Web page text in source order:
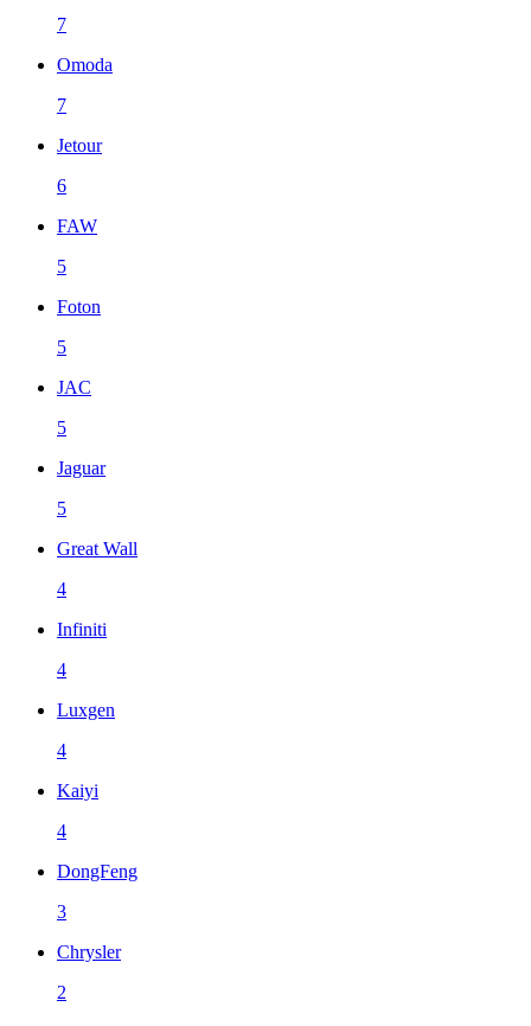
7
Omoda
7
Jetour
6
FAW
5
Foton
5
JAC
5
Jaguar
5
Great Wall
4
Infiniti
4
Luxgen
4
Kaiyi
4
DongFeng
3
Chrysler
2